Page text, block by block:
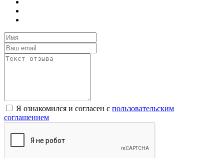
Я ознакомился и согласен с пользовательским
соглашением